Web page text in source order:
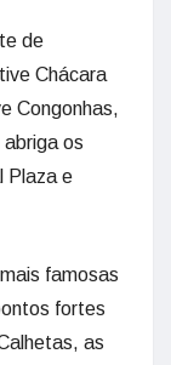
de
Chácara
Congonhas,
os
Plaza e
famosas
fortes
as